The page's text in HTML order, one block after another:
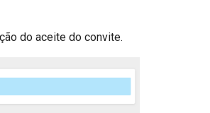
do aceite do convite.